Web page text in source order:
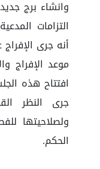
وانشاء برج
التزامات
أنه جرى
موعد الإفراج
افتتاح هذه
جرى النظر
ولصلاحيتها
الحكم.